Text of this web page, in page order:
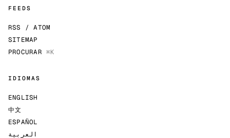
FEEDS
RSS / ATOM
SITEMAP
PROCURAR⌘K
IDIOMAS
ENGLISH
中文
ESPAÑOL
العربية